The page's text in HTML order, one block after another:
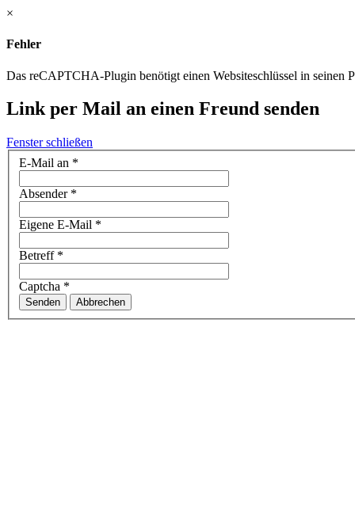
×
Fehler
Das reCAPTCHA-Plugin benötigt einen Websiteschlüssel in seinen
Link per Mail an einen Freund senden
Fenster schließen
E-Mail an *
Absender*
Eigene E-Mail *
Betreff*
Captcha *
Senden Abbrechen